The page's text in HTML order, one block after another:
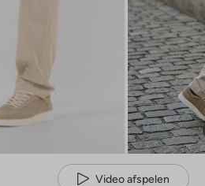
Video afspelen